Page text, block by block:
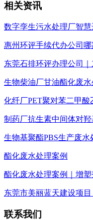
相关资讯
数字孪生污水处理厂智
惠州环评手续代办公司
东莞石排环评办理公司
生物柴油厂甘油酯化废
化纤厂PET聚对苯二甲酸
制药厂抗生素中间体对
生物基聚酯PBS生产废水
酯化废水处理案例
酯化废水处理案例｜增
东莞市美丽蓝天建设项
联系我们